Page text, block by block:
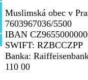
Muslimská obec v
7603967036/5500
IBAN
SWIFT: RZBCCZPP
Banka:
110 00